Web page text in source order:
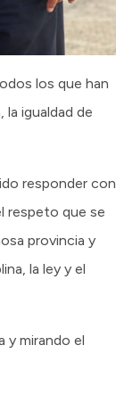
los que han
la igualdad de
responder con
respeto que se
provincia y
la ley y el
y mirando el